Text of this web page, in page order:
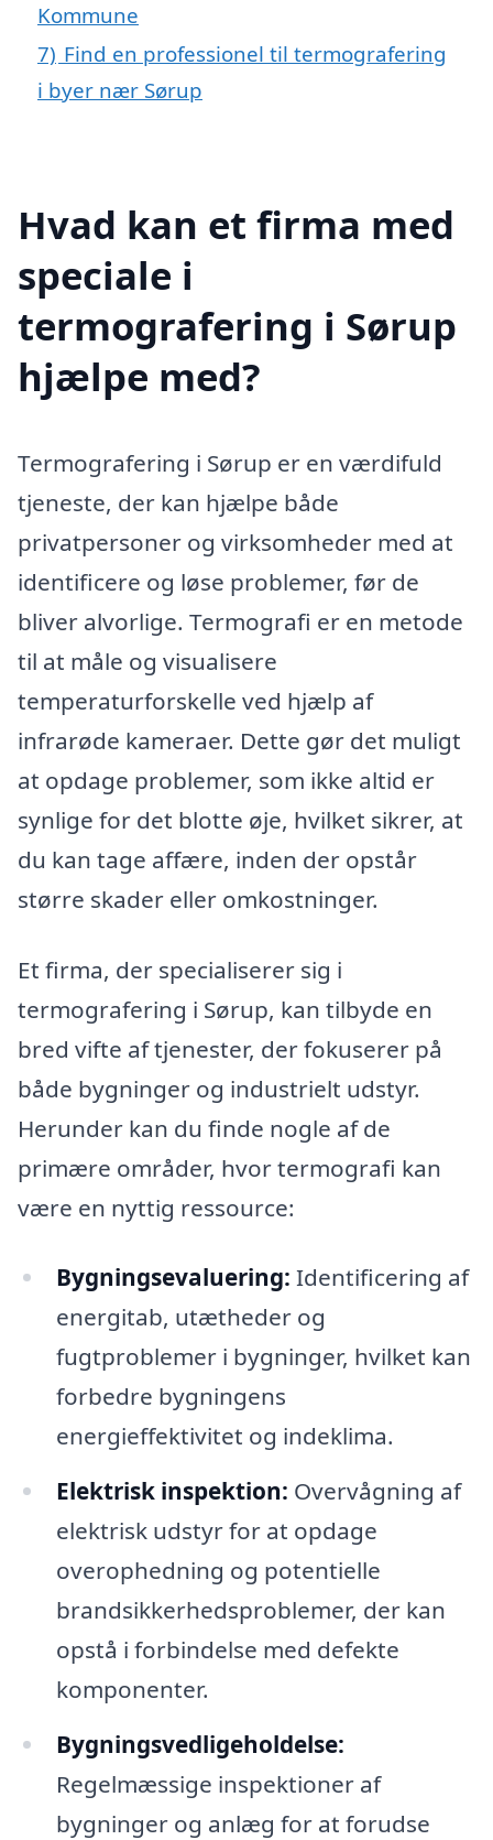
Kommune
7) Find en professionel til termografering
i byer nær Sørup
Hvad kan et firma med
speciale i
termografering i Sørup
hjælpe med?
Termografering i Sørup er en værdifuld
tjeneste, der kan hjælpe både
privatpersoner og virksomheder med at
identificere og løse problemer, før de
bliver alvorlige. Termografi er en metode
til at måle og visualisere
temperaturforskelle ved hjælp af
infrarøde kameraer. Dette gør det muligt
at opdage problemer, som ikke altid er
synlige for det blotte øje, hvilket sikrer, at
du kan tage affære, inden der opstår
større skader eller omkostninger.
Et firma, der specialiserer sig i
termografering i Sørup, kan tilbyde en
bred vifte af tjenester, der fokuserer på
både bygninger og industrielt udstyr.
Herunder kan du finde nogle af de
primære områder, hvor termografi kan
være en nyttig ressource:
Bygningsevaluering: Identificering af
energitab, utætheder og
fugtproblemer i bygninger, hvilket kan
forbedre bygningens
energieffektivitet og indeklima.
Elektrisk inspektion: Overvågning af
elektrisk udstyr for at opdage
overophedning og potentielle
brandsikkerhedsproblemer, der kan
opstå i forbindelse med defekte
komponenter.
Bygningsvedligeholdelse:
Regelmæssige inspektioner af
bygninger og anlæg for at forudse